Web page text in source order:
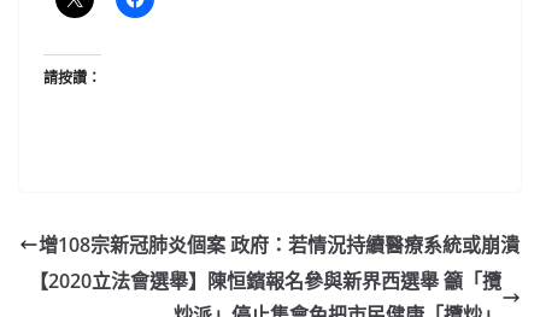
請按讚：
增108宗新冠肺炎個案 政府：若情況持續醫療系統或崩潰
【2020立法會選舉】陳恒鑌報名參與新界西選舉 籲「攬